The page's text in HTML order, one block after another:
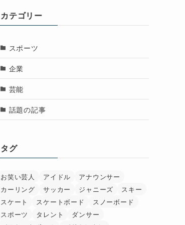
カテゴリー
スポーツ
企業
芸能
話題の記事
タグ
お笑い芸人 アイドル
アナウンサー
カーリング
サッカー ジャニーズ
スキー
スケート
スケートボード
スノーボード
スポーツ
タレント
ダンサー